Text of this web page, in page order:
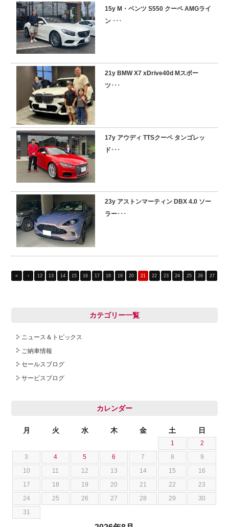
15y M・ベンツ S550 クーペ AMGライ
ン ･･･
21y BMW X7 xDrive40d Mスポー
ツ･･･
17y アウディ TTSクーペ タンゴレッ
ド･･･
23y アストンマーティン DBX 4.0 ソー
ラー･･･
« ‹ 12 13 14 15 16 17 18 19 20 21 22 23 24 25 26 27
カテゴリー一覧
ニュース＆トピックス
ご納車情報
セールスブログ
サービスブログ
カレンダー
月 火 水 木 金 土 日
1
2
3
4 5 6 7 8
9
10
11 12 13 14 15
16
17
18 19 20 21 22
23
24
25 26 27 28 29
30
31